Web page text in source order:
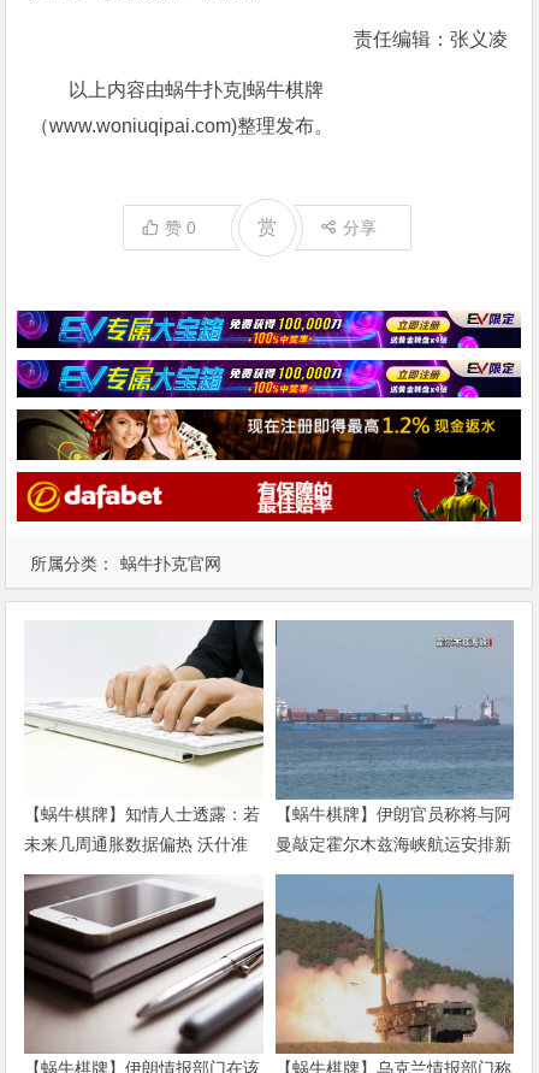
所属分类： 蜗牛扑克官网
责任编辑：张义凌
以上内容由蜗牛扑克|蜗牛棋牌
（www.woniuqipai.com)整理发布。
赞0 赏 分享
【蜗牛棋牌】知情人士透露：若
未来几周通胀数据偏热 沃什准
备好加息
【蜗牛棋牌】伊朗官员称将与阿
曼敲定霍尔木兹海峡航运安排新
协议
【蜗牛棋牌】伊朗情报部门在该 【蜗牛棋牌】乌克兰情报部门称